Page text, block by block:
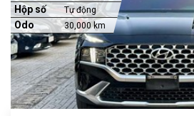
Hộp số Tự động
Odo 30,000 km